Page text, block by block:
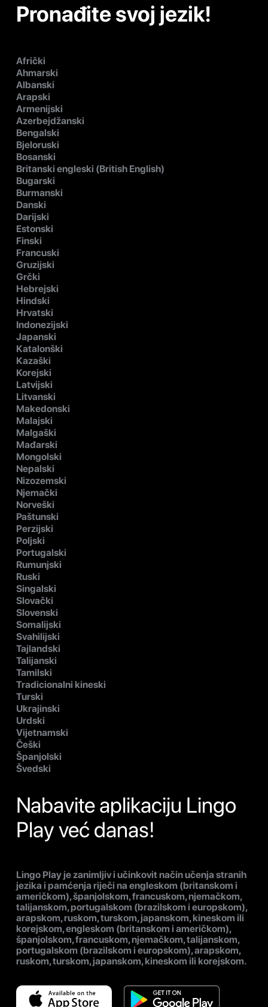
Pronađite svoj jezik!
Afrički
Ahmarski
Albanski
Arapski
Armenijski
Azerbejdžanski
Bengalski
Bjeloruski
Bosanski
Britanski engleski (British English)
Bugarski
Burmanski
Danski
Darijski
Estonski
Finski
Francuski
Gruzijski
Grčki
Hebrejski
Hindski
Hrvatski
Indonezijski
Japanski
Katalonški
Kazaški
Korejski
Latvijski
Litvanski
Makedonski
Malajski
Malgaški
Mađarski
Mongolski
Nepalski
Nizozemski
Njemački
Norveški
Paštunski
Perzijski
Poljski
Portugalski
Rumunjski
Ruski
Singalski
Slovački
Slovenski
Somalijski
Svahilijski
Tajlandski
Talijanski
Tamilski
Tradicionalni kineski
Turski
Ukrajinski
Urdski
Vijetnamski
Češki
Španjolski
Švedski
Nabavite aplikaciju Lingo
Play već danas!
Lingo Play je zanimljiv i učinkovit način učenja stranih
jezika i pamćenja riječi na engleskom (britanskom i
američkom), španjolskom, francuskom, njemačkom,
talijanskom, portugalskom (brazilskom i europskom),
arapskom, ruskom, turskom, japanskom, kineskom ili
korejskom, engleskom (britanskom i američkom),
španjolskom, francuskom, njemačkom, talijanskom,
portugalskom (brazilskom i europskom), arapskom,
ruskom, turskom, japanskom, kineskom ili korejskom.